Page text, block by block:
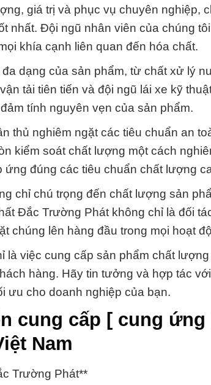
giá trị và phục vụ chuyên nghiệp,
nhất. Đội ngũ nhân viên của chúng
khía cạnh liên quan đến hóa chất.
dạng của sản phẩm, từ chất xử lý
tải tiên tiến và đội ngũ lái xe kỹ
tính nguyên vẹn của sản phẩm.
thủ nghiêm ngặt các tiêu chuẩn an
kiểm soát chất lượng một cách
ứng đúng các tiêu chuẩn chất lượng
chỉ chú trọng đến chất lượng sản
Đắc Trường Phát không chỉ là đối
chúng lên hàng đầu trong mọi hoạt
là việc cung cấp sản phẩm chất
hàng. Hãy tin tưởng và hợp tác
ưu cho doanh nghiệp của bạn.
cung cấp [ cung
Nam
Trường Phát**